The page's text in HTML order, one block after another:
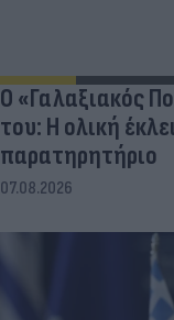
Ο «Γαλαξιακός
του: Η ολική
παρατηρητήριο
07.08.2026